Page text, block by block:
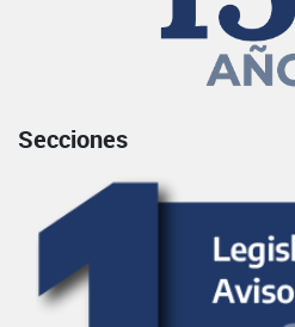
Secciones